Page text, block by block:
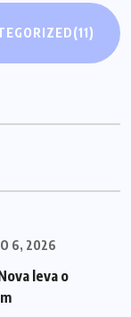
(11)
6, 2026
leva o